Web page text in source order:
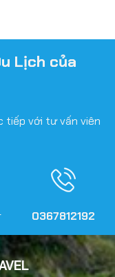
Lịch của
tiếp với tư vấn viên
0367812192